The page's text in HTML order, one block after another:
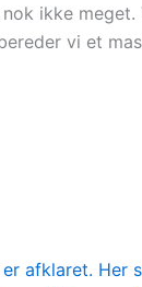
ikke
vi et